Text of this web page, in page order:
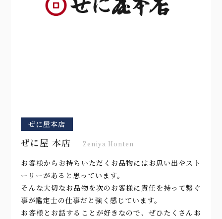
ぜに屋本店
ぜに屋 本店 Zeniya Honten
お客様からお持ちいただくお品物にはお思い出やスト
ーリーがあると思っています。
そんな大切なお品物を次のお客様に責任を持って繋ぐ
事が鑑定士の仕事だと強く感じています。
お客様とお話することが好きなので、ぜひたくさんお